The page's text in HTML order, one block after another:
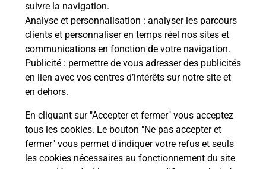
suivre la navigation.
Analyse et personnalisation : analyser les parcours
clients et personnaliser en temps réel nos sites et
communications en fonction de votre navigation.
Publicité : permettre de vous adresser des publicités
en lien avec vos centres d’intérêts sur notre site et
en dehors.
En cliquant sur "Accepter et fermer" vous acceptez
tous les cookies. Le bouton "Ne pas accepter et
fermer" vous permet d'indiquer votre refus et seuls
les cookies nécessaires au fonctionnement du site
Ouvert 24h/24
En savoir plus
CONSIGNE PICKUP ZOE CONFETTI VERDUN